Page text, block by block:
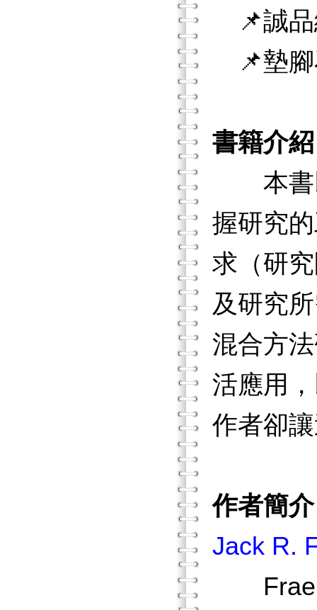
📌誠品
📌墊腳
書籍介紹
本書以
握研究
求（研
及研究
混合方
活應用
作者卻
作者簡介
Jack R.